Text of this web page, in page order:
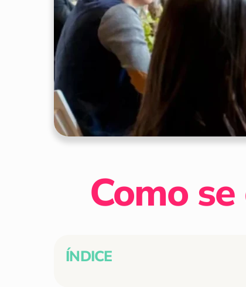
Como
ÍNDICE